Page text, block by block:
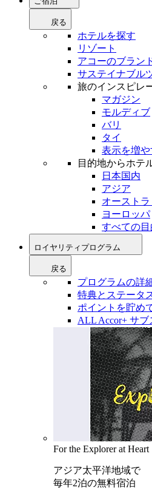
戻る
ホテルを探す
リゾート
アコーのブラン
サステイナブル
旅のインスピレ
マガジン
モルディブ
バリ
タイ
表示を増や
目的地からホテ
日本国内
アジア
オースト
ヨーロッパ
すべての
ロイヤリティプログラム
戻る
プログラムの詳
特典とステータ
ポイントを貯め
ALL Accor+ サ
For the Explorer at Heart
アジア太平洋地域で
毎年2泊の無料宿泊